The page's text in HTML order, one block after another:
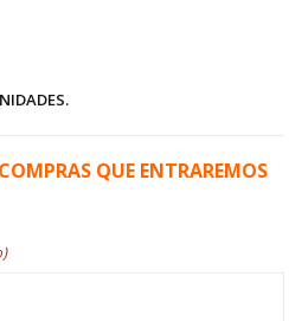
QUE ENTRAREMOS